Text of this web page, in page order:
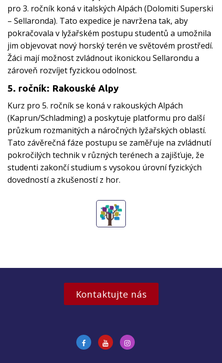
pro 3. ročník koná v italských Alpách (Dolomiti Superski
– Sellaronda). Tato expedice je navržena tak, aby
pokračovala v lyžařském postupu studentů a umožnila
jim objevovat nový horský terén ve světovém prostředí.
Žáci mají možnost zvládnout ikonickou Sellarondu a
zároveň rozvíjet fyzickou odolnost.
5. ročník: Rakouské Alpy
Kurz pro 5. ročník se koná v rakouských Alpách
(Kaprun/Schladming) a poskytuje platformu pro další
průzkum rozmanitých a náročných lyžařských oblastí.
Tato závěrečná fáze postupu se zaměřuje na zvládnutí
pokročilých technik v různých terénech a zajišťuje, že
studenti zakončí studium s vysokou úrovní fyzických
dovedností a zkušeností z hor.
Kontaktujte nás